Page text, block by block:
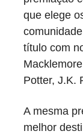
que elege
título com
Potter, J.K.
A mesma
melhor